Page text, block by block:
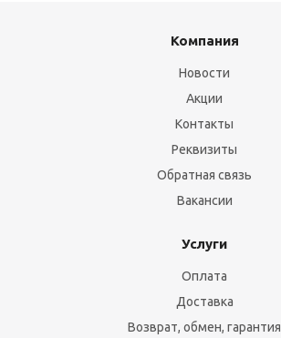
Компания
Новости
Акции
Контакты
Реквизиты
Обратная связь
Вакансии
Услуги
Оплата
Доставка
Возврат, обмен, гарантия